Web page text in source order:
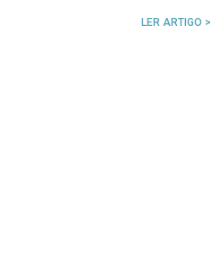
LER ARTIGO >